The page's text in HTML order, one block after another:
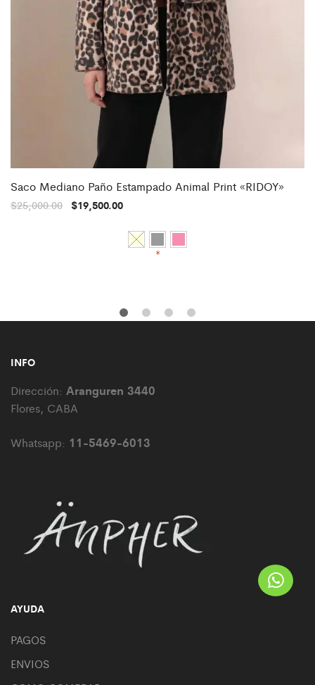
Saco Mediano Paño Estampado Animal Print «RIDOY»
$25,000.00 $19,500.00
*
INFO
Dirección: Aranguren 3440
Flores, CABA
Whatsapp: 11-5469-6013
AYUDA
PAGOS
ENVIOS